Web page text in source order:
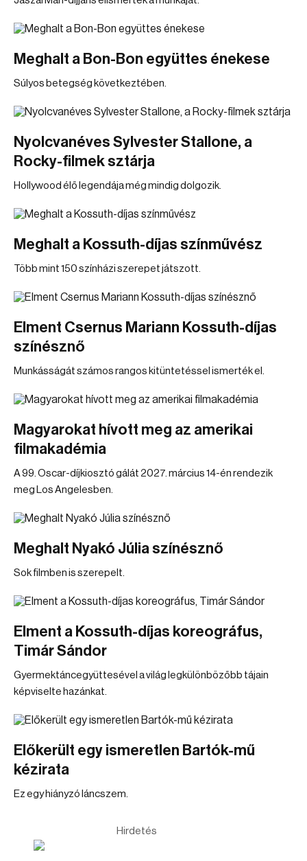
Meghalt a Bon-Bon együttes énekese
Súlyos betegség következtében.
Nyolcvanéves Sylvester Stallone, a
Rocky-filmek sztárja
Hollywood élő legendája még mindig dolgozik.
Meghalt a Kossuth-díjas színművész
Több mint 150 színházi szerepet játszott.
Elment Csernus Mariann Kossuth-díjas
színésznő
Munkásságát számos rangos kitüntetéssel ismerték el.
Magyarokat hívott meg az amerikai
filmakadémia
A 99. Oscar-díjkiosztó gálát 2027. március 14-én rendezik
meg Los Angelesben.
Meghalt Nyakó Júlia színésznő
Sok filmben is szerepelt.
Elment a Kossuth-díjas koreográfus,
Timár Sándor
Gyermektáncegyüttesével a világ legkülönbözőbb tájain
képviselte hazánkat.
Előkerült egy ismeretlen Bartók-mű
kézirata
Ez egy hiányzó láncszem.
Hirdetés